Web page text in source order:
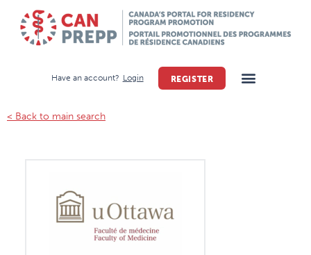
Have an account? Login REGISTER
< Back to main search